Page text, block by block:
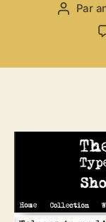
Auteur
Par